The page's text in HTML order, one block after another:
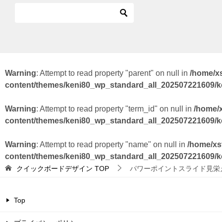
Warning: Attempt to read property "parent" on null in /home/
content/themes/keni80_wp_standard_all_202507221609/
Warning: Attempt to read property "term_id" on null in /home/
content/themes/keni80_wp_standard_all_202507221609/
Warning: Attempt to read property "name" on null in /home/
content/themes/keni80_wp_standard_all_202507221609/
クイックボードデザイン TOP パワーポイントスライド見栄
Top